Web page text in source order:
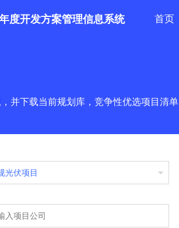
度开发方案管理信息系统 首页
并下载当前规划库，竞争性优选项目清单